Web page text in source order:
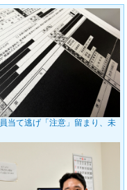
当て逃げ「注意」留まり、未